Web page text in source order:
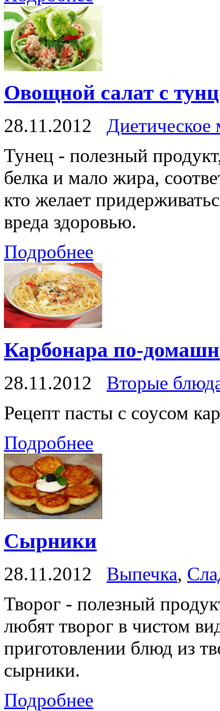
Овощной салат с
28.11.2012
Тунец - полезный
белка и мало жира,
кто желает
вреда здоровью.
Подробнее
Карбонара по-
28.11.2012
Вторые
Рецепт пасты с соусом
Подробнее
Сырники
28.11.2012 Выпечка,
Творог - полезный
любят творог в чистом
приготовлении блюд из
сырники.
Подробнее